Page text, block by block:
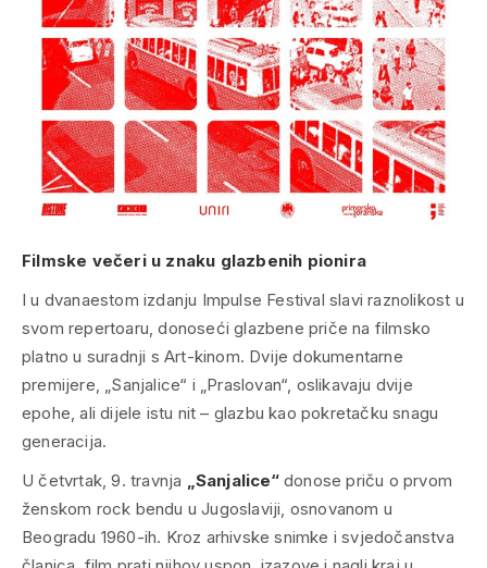
Filmske večeri u znaku glazbenih pionira
I u dvanaestom izdanju Impulse Festival slavi raznolikost u
svom repertoaru, donoseći glazbene priče na filmsko
platno u suradnji s Art-kinom. Dvije dokumentarne
premijere, „Sanjalice“ i „Praslovan“, oslikavaju dvije
epohe, ali dijele istu nit – glazbu kao pokretačku snagu
generacija.
U četvrtak, 9. travnja „Sanjalice“donose priču o prvom
ženskom rock bendu u Jugoslaviji, osnovanom u
Beogradu 1960-ih. Kroz arhivske snimke i svjedočanstva